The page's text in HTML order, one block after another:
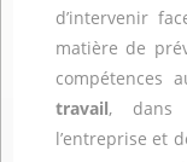
d’intervenir
matière de
travail, dans
l’entreprise et